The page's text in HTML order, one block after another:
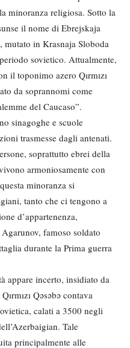
minoranza religiosa. Sotto la
il nome di Ebrejskaja
mutato in Krasnaja Sloboda
sovietico. Attualmente,
il toponimo azero Qırmızı
da soprannomi come
del Caucaso”.
sinagoghe e scuole
trasmesse dagli antenati.
soprattutto ebrei della
armoniosamente con
minoranza si
tanto che ci tengono a
d’appartenenza,
famoso soldato
durante la Prima guerra
appare incerto, insidiato da
Qəsəbə contava
calati a 3500 negli
Tale
principalmente alle